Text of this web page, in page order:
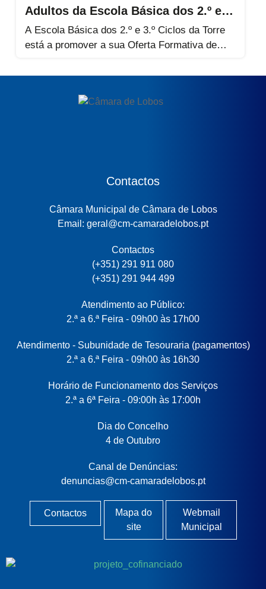
Adultos da Escola Básica dos 2.º e
3.º Ciclos da Torre
A Escola Básica dos 2.º e 3.º Ciclos da Torre
está a promover a sua Oferta Formativa de
Contactos
Câmara Municipal de Câmara de Lobos
Email: geral@cm-camaradelobos.pt
Contactos
(+351) 291 911 080
(+351) 291 944 499
Atendimento ao Público:
2.ª a 6.ª Feira - 09h00 às 17h00
Atendimento - Subunidade de Tesouraria (pagamentos)
2.ª a 6.ª Feira - 09h00 às 16h30
Horário de Funcionamento dos Serviços
2.ª a 6ª Feira - 09:00h às 17:00h
Dia do Concelho
4 de Outubro
Canal de Denúncias:
denuncias@cm-camaradelobos.pt
Contactos
Mapa do
site
Webmail
Municipal